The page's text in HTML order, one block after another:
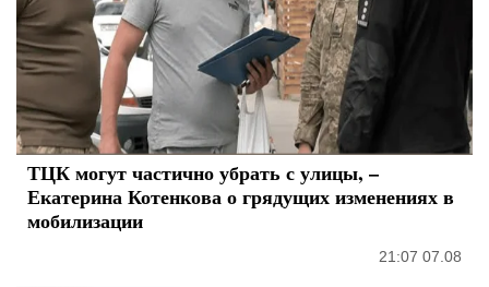
ТЦК могут частично убрать с улицы, –
Екатерина Котенкова о грядущих изменениях в
мобилизации
21:07 07.08